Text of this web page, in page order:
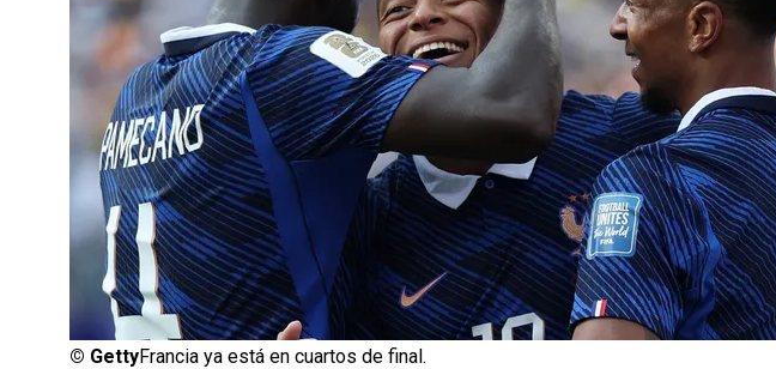
© GettyFrancia ya está en cuartos de final.